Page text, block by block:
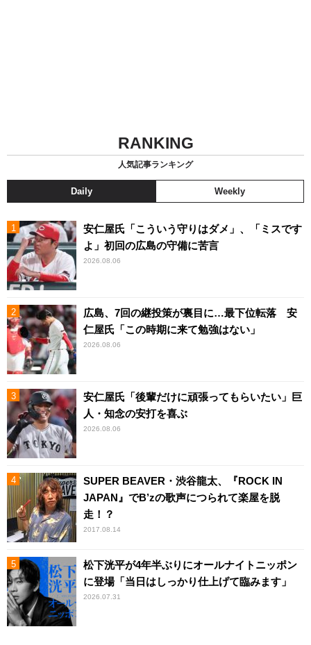
RANKING
人気記事ランキング
Daily Weekly
安仁屋氏「こういう守りはダメ」、「ミスです
よ」初回の広島の守備に苦言
2026.08.06
広島、7回の継投策が裏目に…最下位転落 安
仁屋氏「この時期に来て勉強はない」
2026.08.06
安仁屋氏「後輩だけに頑張ってもらいたい」巨
人・知念の安打を喜ぶ
2026.08.06
SUPER BEAVER・渋谷龍太、『ROCK IN
JAPAN』でB’zの歌声につられて楽屋を脱
走！？
2017.08.14
松下洸平が4年半ぶりにオールナイトニッポン
に登場「当日はしっかり仕上げて臨みます」
2026.07.31